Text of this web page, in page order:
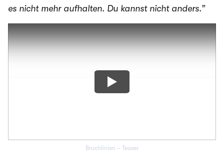
es nicht mehr aufhalten. Du kannst nicht anders.”
Bruchlinien – Teaser